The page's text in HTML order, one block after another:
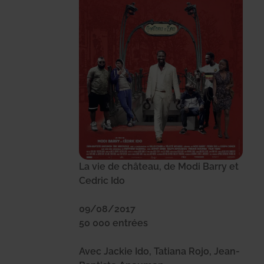
La vie de château, de Modi Barry et
Cedric Ido
09/08/2017
50 000 entrées
Avec Jackie Ido, Tatiana Rojo, Jean-